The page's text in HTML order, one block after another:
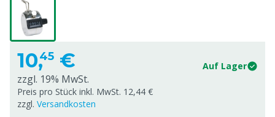
10,45 € Auf Lager
zzgl. 19% MwSt.
Preis pro Stück inkl. MwSt. 12,44 €
zzgl. Versandkosten